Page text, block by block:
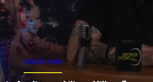
SPOILER SHOW